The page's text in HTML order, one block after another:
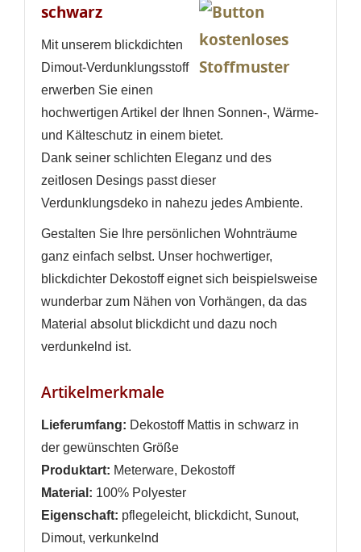
schwarz
Mit unserem blickdichten
Dimout-Verdunklungsstoff
erwerben Sie einen
hochwertigen Artikel der Ihnen Sonnen-, Wärme-
und Kälteschutz in einem bietet.
Dank seiner schlichten Eleganz und des
zeitlosen Desings passt dieser
Verdunklungsdeko in nahezu jedes Ambiente.
Gestalten Sie Ihre persönlichen Wohnträume
ganz einfach selbst. Unser hochwertiger,
blickdichter Dekostoff eignet sich beispielsweise
wunderbar zum Nähen von Vorhängen, da das
Material absolut blickdicht und dazu noch
verdunkelnd ist.
Artikelmerkmale
Lieferumfang: Dekostoff Mattis in schwarz in
der gewünschten Größe
Produktart: Meterware, Dekostoff
Material: 100% Polyester
Eigenschaft: pflegeleicht, blickdicht, Sunout,
Dimout, verkunkelnd
AUF MEINE WUNSCHLISTE
WUNSCHLISTE ERSTELLEN
ANMELDEN
Sie müssen angemeldet sein, um Artikel Ihrer